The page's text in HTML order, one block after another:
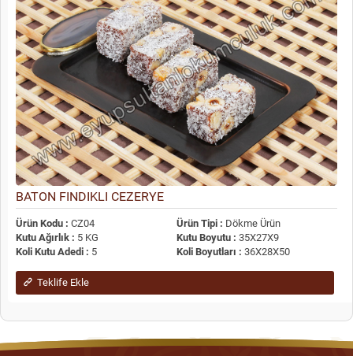
BATON FINDIKLI CEZERYE
Ürün Kodu : CZ04 Ürün Tipi : Dökme Ürün
Kutu Ağırlık : 5 KG Kutu Boyutu :35X27X9
Koli Kutu Adedi : 5 Koli Boyutları :36X28X50
Teklife Ekle